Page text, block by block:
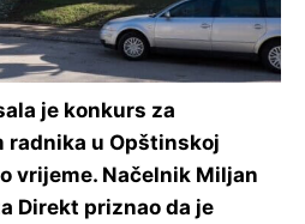
je konkurs za
radnika u Opštinskoj
vrijeme. Načelnik Miljan
Direkt priznao da je